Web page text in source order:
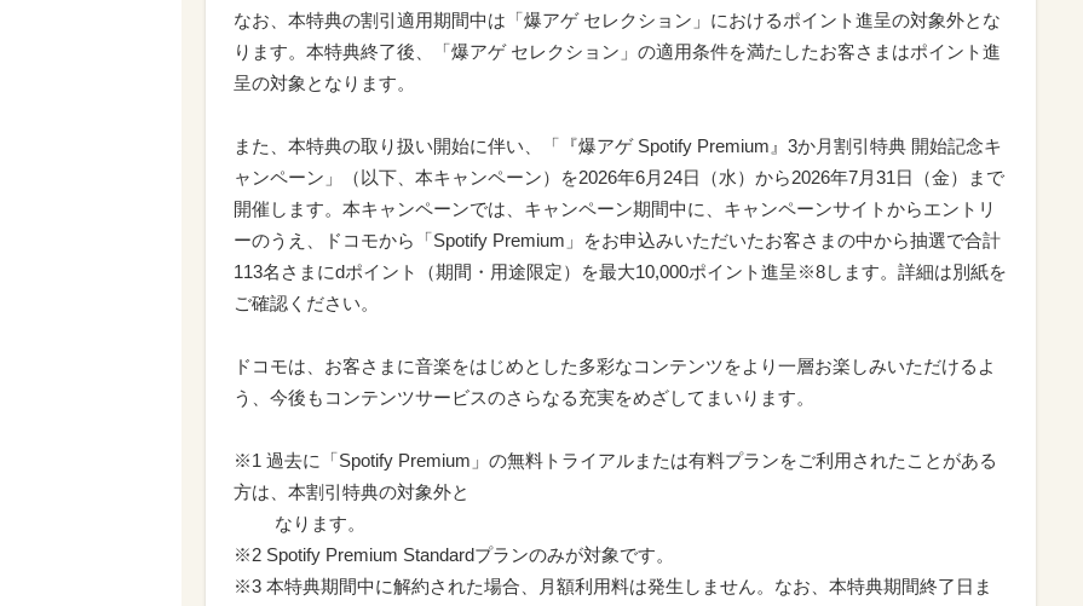
なお、本特典の割引適用期間中は「爆アゲ セレクション」におけるポイント進呈の対象外とな
ります。本特典終了後、「爆アゲ セレクション」の適用条件を満たしたお客さまはポイント進
呈の対象となります。
また、本特典の取り扱い開始に伴い、「『爆アゲ Spotify Premium』3か月割引特典 開始記念キ
ャンペーン」（以下、本キャンペーン）を2026年6月24日（水）から2026年7月31日（金）まで
開催します。本キャンペーンでは、キャンペーン期間中に、キャンペーンサイトからエントリ
ーのうえ、ドコモから「Spotify Premium」をお申込みいただいたお客さまの中から抽選で合計
113名さまにdポイント（期間・用途限定）を最大10,000ポイント進呈※8します。詳細は別紙を
ご確認ください。
ドコモは、お客さまに音楽をはじめとした多彩なコンテンツをより一層お楽しみいただけるよ
う、今後もコンテンツサービスのさらなる充実をめざしてまいります。
※1 過去に「Spotify Premium」の無料トライアルまたは有料プランをご利用されたことがある
方は、本割引特典の対象外と
なります。
※2 Spotify Premium Standardプランのみが対象です。
※3 本特典期間中に解約された場合、月額利用料は発生しません。なお、本特典期間終了日ま